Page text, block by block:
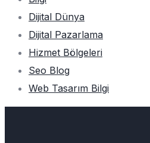
Dijital Dünya
Dijital Pazarlama
Hizmet Bölgeleri
Seo Blog
Web Tasarım Bilgi